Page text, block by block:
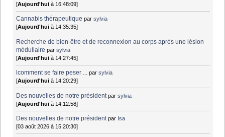
[Aujourd'hui à 16:48:09]
Cannabis thérapeutique parsylvia
[Aujourd'hui à 14:35:35]
Recherche de bien-être et de reconnexion au corps après une lésion
médullaire parsylvia
[Aujourd'hui à 14:27:45]
lcomment se faire peser ... parsylvia
[Aujourd'hui à 14:20:29]
Des nouvelles de notre président parsylvia
[Aujourd'hui à 14:12:58]
Des nouvelles de notre président par Isa
[03 août 2026 à 15:20:30]